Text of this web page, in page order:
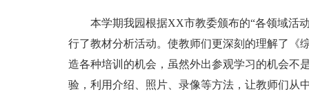
本学期我园根据XX市教委颁布的“各领域活
行了教材分析活动。使教师们更深刻的理解了《
造各种培训的机会，虽然外出参观学习的机会不
验，利用介绍、照片、录像等方法，让教师们从